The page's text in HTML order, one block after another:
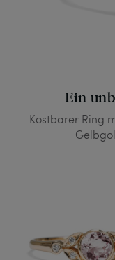
Ein
Kostbarer Ring